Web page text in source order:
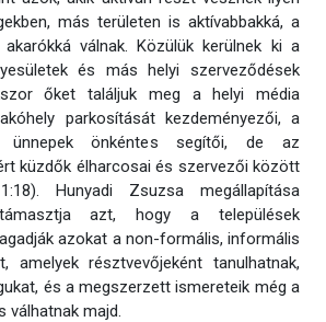
más területen is aktívabbakká, a
válnak. Közülük kerülnek ki a
és más helyi szerveződések
őket találjuk meg a helyi média
parkosítását kezdeményezői, a
ünnepek önkéntes segítői, de az
küzdők élharcosai és szervezői között
Hunyadi Zsuzsa megállapítása
azt, hogy a települések
azokat a non-formális, informális
amelyek résztvevőjeként tanulhatnak,
és a megszerzett ismereteik még a
válhatnak majd.